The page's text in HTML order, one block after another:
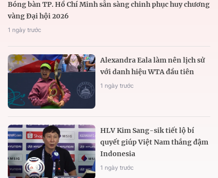
Bóng bàn TP. Hồ Chí Minh sẵn sàng chinh phục huy chương
vàng Đại hội 2026
1 ngày trước
Alexandra Eala làm nên lịch sử
với danh hiệu WTA đầu tiên
1 ngày trước
HLV Kim Sang-sik tiết lộ bí
quyết giúp Việt Nam thắng đậm
Indonesia
1 ngày trước